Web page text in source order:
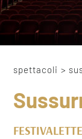
spettacoli >